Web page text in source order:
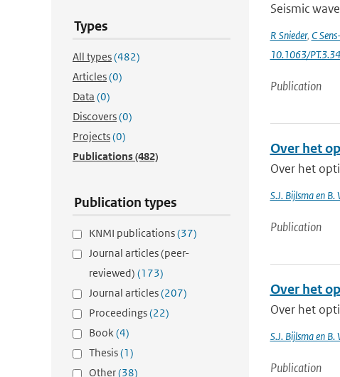
Types
All types(482)
Articles(0)
Data (0)
Discovers(0)
Projects(0)
Publications(482)
Publication types
KNMI publications(37)
Journal articles (peer-
reviewed) (173)
Journal articles(207)
Proceedings(22)
Book(4)
Thesis(1)
Other(38)
Seismic
R Snieder, C
10.1063/
Publication
Over het
Over het
S.J. Bijlsma en B.
Publication
Over het
Over het
S.J. Bijlsma en B.
Publication